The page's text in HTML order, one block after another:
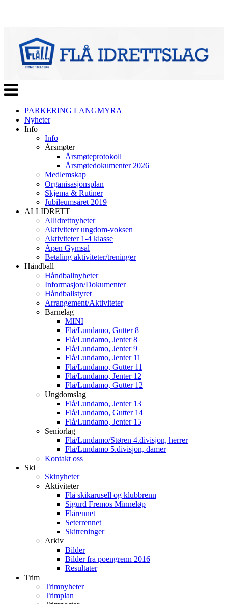
Veksle
navigasjon
PARKERING LANGMYRA
Nyheter
Info
Info
Årsmøter
Årsmøteprotokoll
Årsmøtedokumenter 2026
Medlemskap
Organisasjonsplan
Skjema & Rutiner
Jubileumsåret 2019
ALLIDRETT
Allidrettnyheter
Aktiviteter ungdom-voksen
Aktiviteter 1-4 klasse
Åpen Gymsal
Betaling aktiviteter/treninger
Håndball
Håndballnyheter
Informasjon/Dokumenter
Håndballstyret
Arrangement/Aktiviteter
Barnelag
MINI
Flå/Lundamo, Gutter 8
Flå/Lundamo, Jenter 8
Flå/Lundamo, Jenter 9
Flå/Lundamo, Jenter 11
Flå/Lundamo, Gutter 11
Flå/Lundamo, Jenter 12
Flå/Lundamo, Gutter 12
Ungdomslag
Flå/Lundamo, Jenter 13
Flå/Lundamo, Gutter 14
Flå/Lundamo, Jenter 15
Seniorlag
Flå/Lundamo/Støren 4.divisjon, herrer
Flå/Lundamo 5.divisjon, damer
Kontakt oss
Ski
Skinyheter
Aktiviteter
Flå skikarusell og klubbrenn
Sigurd Fremos Minneløp
Flårennet
Seterrennet
Skitreninger
Arkiv
Bilder
Bilder fra poengrenn 2016
Resultater
Trim
Trimnyheter
Trimplan